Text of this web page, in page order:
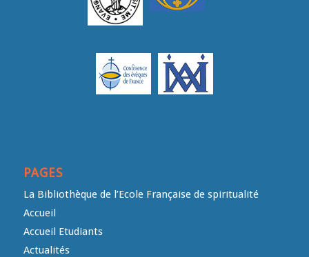
PAGES
La Bibliothèque de l’Ecole Française de spiritualité
Accueil
Accueil Etudiants
Actualités